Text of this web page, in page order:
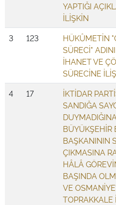
YAPTIĞI
İLİŞKİN
3 123
HÜKÛMETİN
SÜRECİ"
İHANET VE
SÜRECİNE
4 17
İKTİDAR
SANDIĞA
BÜYÜKŞEHİR
BAŞKANININ
ÇIKMASINA
HÂLÂ
BAŞINDA
VE
TOPRAKKALE